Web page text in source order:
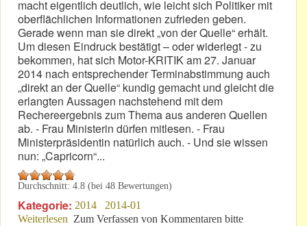
macht eigentlich deutlich, wie leicht sich Politiker mit
oberflächlichen Informationen zufrieden geben.
Gerade wenn man sie direkt „von der Quelle“ erhält.
Um diesen Eindruck bestätigt – oder widerlegt - zu
bekommen, hat sich Motor-KRITIK am 27. Januar
2014 nach entsprechender Terminabstimmung auch
„direkt an der Quelle“ kundig gemacht und gleicht die
erlangten Aussagen nachstehend mit dem
Rechereergebnis zum Thema aus anderen Quellen
ab. - Frau Ministerin dürfen mitlesen. - Frau
Ministerpräsidentin natürlich auch. - Und sie wissen
nun: „Capricorn“...
Durchschnitt: 4.8 (bei 48 Bewertungen)
Kategorie: 2014
2014-01
Weiterlesen über „...ist dem Wirtschaftsministerium bekannt“
Zum Verfassen von Kommentaren bitte